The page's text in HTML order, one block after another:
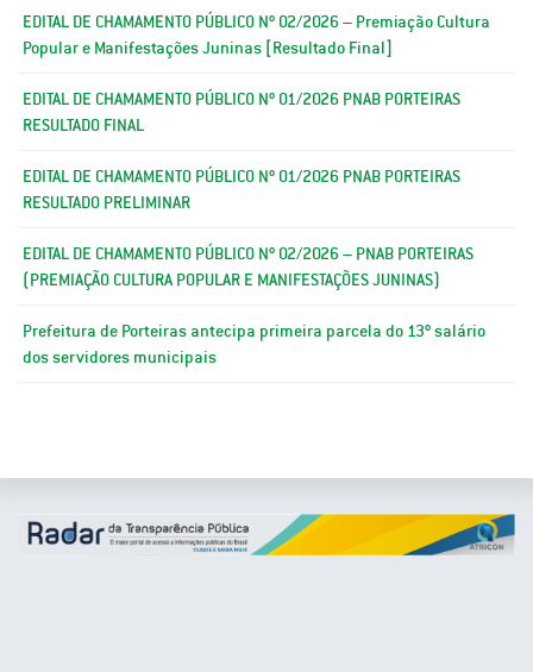
EDITAL DE CHAMAMENTO PÚBLICO Nº 02/2026 – Premiação Cultura
Popular e Manifestações Juninas [Resultado Final]
EDITAL DE CHAMAMENTO PÚBLICO Nº 01/2026 PNAB PORTEIRAS
RESULTADO FINAL
EDITAL DE CHAMAMENTO PÚBLICO Nº 01/2026 PNAB PORTEIRAS
RESULTADO PRELIMINAR
EDITAL DE CHAMAMENTO PÚBLICO Nº 02/2026 – PNAB PORTEIRAS
(PREMIAÇÃO CULTURA POPULAR E MANIFESTAÇÕES JUNINAS)
Prefeitura de Porteiras antecipa primeira parcela do 13º salário
dos servidores municipais